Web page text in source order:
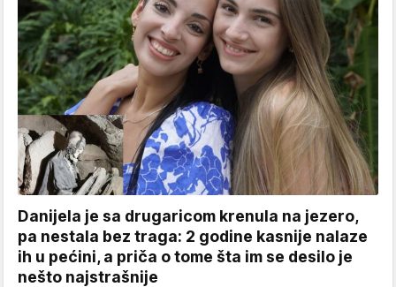
Danijela je sa drugaricom krenula na jezero,
pa nestala bez traga: 2 godine kasnije nalaze
ih u pećini, a priča o tome šta im se desilo je
nešto najstrašnije